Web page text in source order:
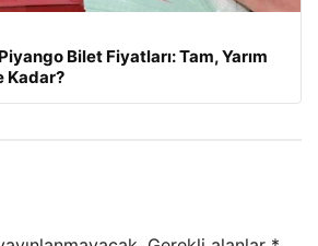
Bilet Fiyatları: Tam, Yarım
Kadar?